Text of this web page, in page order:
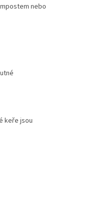
nebo
keře jsou